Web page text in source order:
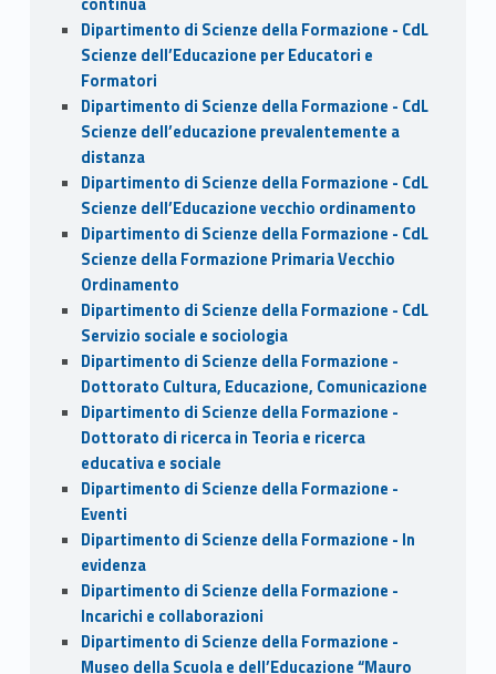
Dipartimento di Scienze della Formazione - CdL
Scienze dell’Educazione per Educatori e
Formatori
Dipartimento di Scienze della Formazione - CdL
Scienze dell’educazione prevalentemente a
distanza
Dipartimento di Scienze della Formazione - CdL
Scienze dell’Educazione vecchio ordinamento
Dipartimento di Scienze della Formazione - CdL
Scienze della Formazione Primaria Vecchio
Ordinamento
Dipartimento di Scienze della Formazione - CdL
Servizio sociale e sociologia
Dipartimento di Scienze della Formazione -
Dottorato Cultura, Educazione, Comunicazione
Dipartimento di Scienze della Formazione -
Dottorato di ricerca in Teoria e ricerca
educativa e sociale
Dipartimento di Scienze della Formazione -
Eventi
Dipartimento di Scienze della Formazione - In
evidenza
Dipartimento di Scienze della Formazione -
Incarichi e collaborazioni
Dipartimento di Scienze della Formazione -
Museo della Scuola e dell’Educazione “Mauro